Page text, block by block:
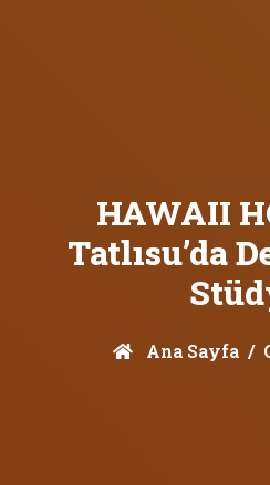
HAWAII
Tatlısu’da
Ana Sayfa